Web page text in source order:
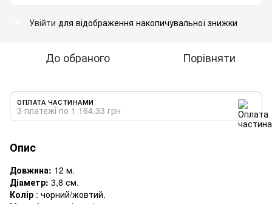
Увійти для відображення накопичувальної знижки
До обраного Порівняти
ОПЛАТА ЧАСТИНАМИ
3 платежі по 1 164.33 грн
Опис
Довжина: 12 м.
Діаметр: 3,8 см.
Колір : чорний/жовтий.